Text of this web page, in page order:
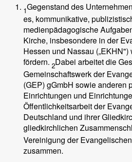
1Gegenstand des
es, kommunikative,
medienpädagogische
Kirche, insbesondere in der
Hessen und Nassau
fördern. 2Dabei arbeitet die
Gemeinschaftswerk der
(GEP) gGmbH sowie anderen
Einrichtungen und
Öffentlichkeitsarbeit der
Deutschland und ihrer
gliedkirchlichen
Vereinigung der
zusammen.